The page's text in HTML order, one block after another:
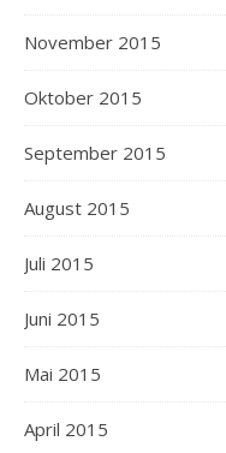
November 2015
Oktober 2015
September 2015
August 2015
Juli 2015
Juni 2015
Mai 2015
April 2015